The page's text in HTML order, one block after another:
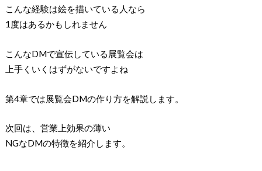
こんな経験は絵を描いている人なら
1度はあるかもしれません
こんなDMで宣伝している展覧会は
上手くいくはずがないですよね
第4章では展覧会DMの作り方を解説します。
次回は、営業上効果の薄い
NGなDMの特徴を紹介します。